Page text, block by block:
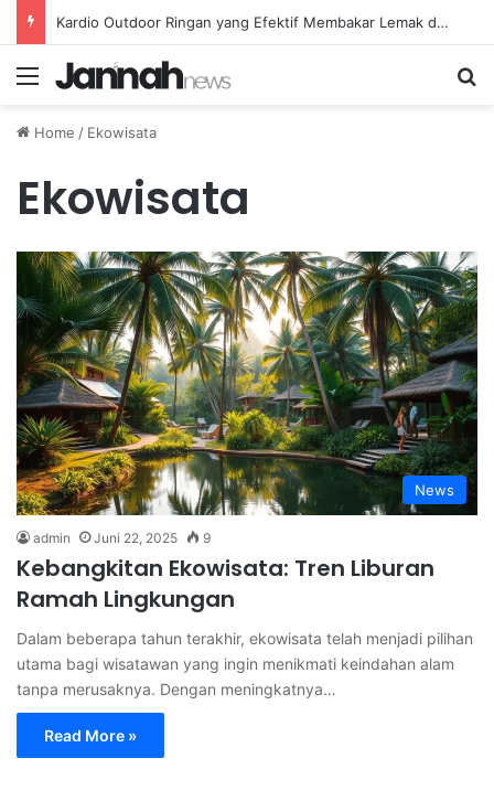
Kardio Outdoor Ringan yang Efektif Membakar Lemak dan Menyegarkan Tubuh Anda
Menu
Home / Ekowisata
Ekowisata
News
admin Juni 22, 2025 9
Kebangkitan Ekowisata: Tren Liburan
Ramah Lingkungan
Dalam beberapa tahun terakhir, ekowisata telah menjadi pilihan
utama bagi wisatawan yang ingin menikmati keindahan alam
tanpa merusaknya. Dengan meningkatnya…
Read More »